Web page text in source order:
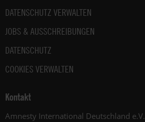
DATENSCHUTZ VERWALTEN
JOBS & AUSSCHREIBUNGEN
DATENSCHUTZ
COOKIES VERWALTEN
Kontakt
Amnesty International Deutschland e.V.